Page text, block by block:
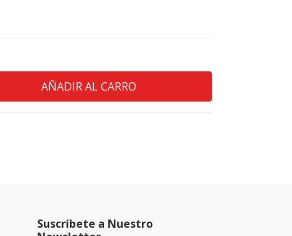
Suscríbete a Nuestro